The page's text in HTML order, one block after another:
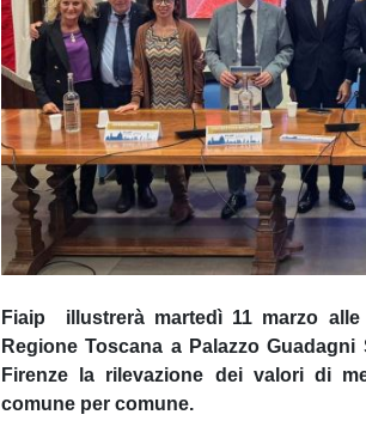
e
c
n
s
e
n
s
o
Fiaip illustrerà martedì 11 marzo
Regione Toscana a Palazzo
Firenze la rilevazione dei valori di
comune per comune.